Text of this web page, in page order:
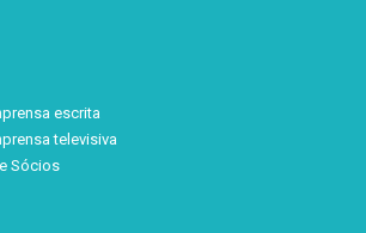
escrita
televisiva
Sócios